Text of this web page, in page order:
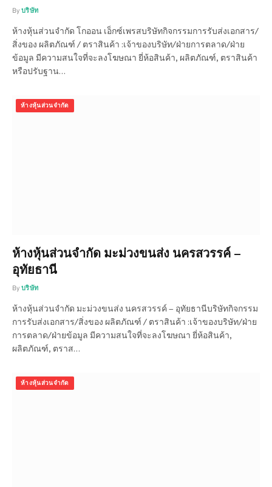
By บริษัท
ห้างหุ้นส่วนจำกัด โกออน เอ็กซ์เพรสบริษัทกิจกรรมการรับส่งเอกสาร/
สิ่งของ ผลิตภัณฑ์ / ตราสินค้า :เจ้าของบริษัท/ฝ่ายการตลาด/ฝ่าย
ข้อมูล มีความสนใจที่จะลงโฆษณา ยี่ห้อสินค้า, ผลิตภัณฑ์, ตราสินค้า
หรือปรับฐาน…
ห้างหุ้นส่วนจำกัด
ห้างหุ้นส่วนจำกัด มะม่วงขนส่ง นครสวรรค์ –
อุทัยธานี
By บริษัท
ห้างหุ้นส่วนจำกัด มะม่วงขนส่ง นครสวรรค์ – อุทัยธานีบริษัทกิจกรรม
การรับส่งเอกสาร/สิ่งของ ผลิตภัณฑ์ / ตราสินค้า :เจ้าของบริษัท/ฝ่าย
การตลาด/ฝ่ายข้อมูล มีความสนใจที่จะลงโฆษณา ยี่ห้อสินค้า,
ผลิตภัณฑ์, ตราส…
ห้างหุ้นส่วนจำกัด